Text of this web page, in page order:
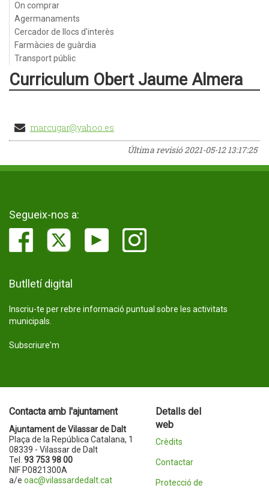
On comprar
Agermanaments
Cercador de llocs d'interès
Farmàcies de guàrdia
Transport públic
Curriculum Obert Jaume Almera
marcugar@yahoo.es
Última revisió2021-05-12 13:17:25
Segueix-nos a:
Butlletí digital
Inscriu-te per rebre informació puntual sobre les activitats
municipals.
Subscriure'm
Contacta amb l'ajuntament
Ajuntament de Vilassar de Dalt
Plaça de la República Catalana, 1
08339 - Vilassar de Dalt
Tel. 93 753 98 00
NIF P0821300A
a/e oac@vilassardedalt.cat
Detalls del
web
Crèdits
Contactar
Protecció de